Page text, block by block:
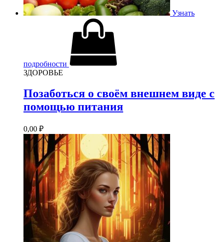
Узнать
подробности
ЗДОРОВЬЕ
Позаботься о своём внешнем виде с
помощью питания
0,00 ₽